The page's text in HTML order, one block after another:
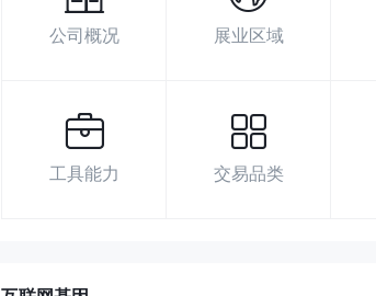
公司概况 展业区域
工具能力 交易品类